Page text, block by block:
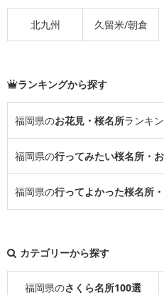
北九州 久留米/朝倉
ランキングから探す
福岡県のお花見・桜名所ランキ
福岡県の行ってみたい桜名所・
福岡県の行ってよかった桜名所
カテゴリーから探す
福岡県のさくら名所100選